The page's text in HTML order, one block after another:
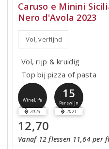
Caruso e Minini
Nero d'Avola 2023
Vol, verfijnd
Vol, rijp & kruidig
Top bij pizza of pasta
WineLife
2023
15
Perswijn
2021
12,70
Vanaf 12 flessen 11,64 per